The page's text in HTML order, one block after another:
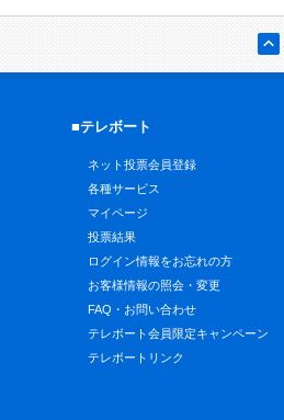
■テレボート
ネット投票会員登録
各種サービス
マイページ
投票結果
ログイン情報をお忘れの方
お客様情報の照会・変更
FAQ・お問い合わせ
テレボート会員限定キャンペーン
テレボートリンク